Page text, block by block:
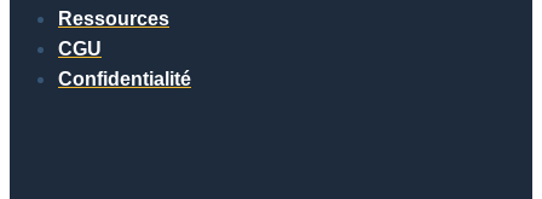
Ressources
CGU
Confidentialité